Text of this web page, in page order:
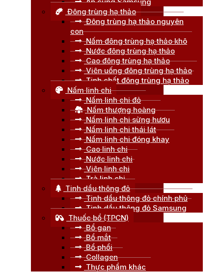
Đông trùng hạ thảo
Đông trùng hạ thảo nguyên
con
Nấm đông trùng hạ thảo khô
Nước đông trùng hạ thảo
Cao đông trùng hạ thảo
Viên uống đông trùng hạ thảo
Tinh chất đông trùng hạ thảo
Nấm linh chi
Nấm linh chi đỏ
Nấm thượng hoàng
Nấm linh chi sừng hươu
Nấm linh chi thái lát
Nấm linh chi đóng khay
Cao linh chi
Nước linh chi
Viên linh chi
Trà linh chi
Tinh dầu thông đỏ
Tinh dầu thông đỏ chính phủ
Tinh dầu thông đỏ Samsung
Thuốc bổ (TPCN)
Bổ gan
Bổ mắt
Bổ phổi
Collagen
Thực phẩm khác